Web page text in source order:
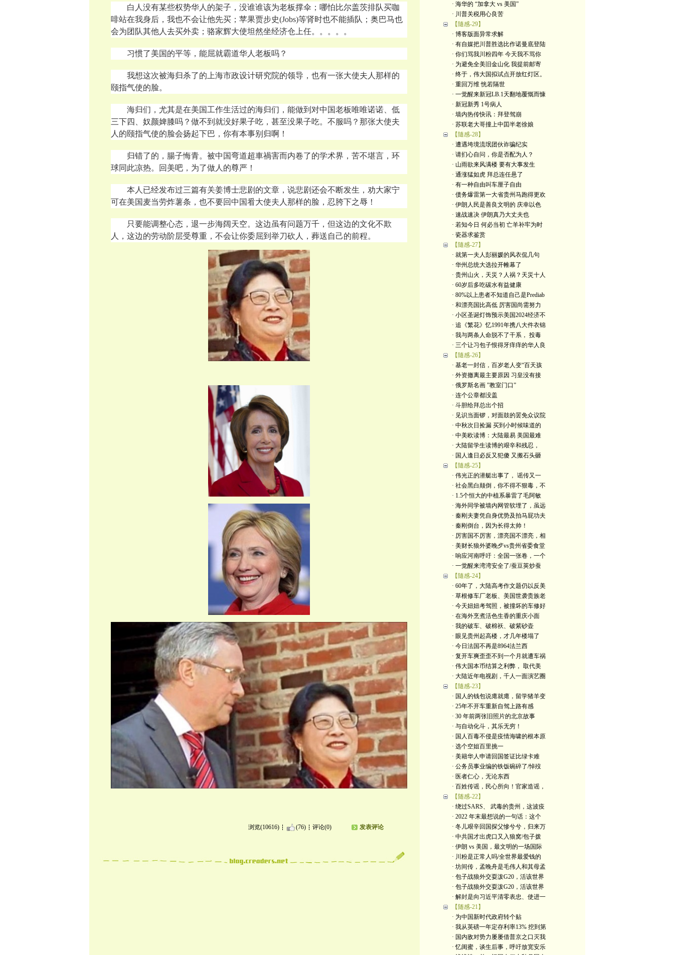
白人没有某些权势华人的架子，没谁谁该为老板撑伞；哪怕比尔盖茨排队买咖
啡站在我身后，我也不会让他先买；苹果贾步史(Jobs)等肾时也不能插队；奥巴马也
会为团队其他人去买外卖；骆家辉大使坦然坐经济仓上任。。。。。
习惯了美国的平等，能屈就霸道华人老板吗？
我想这次被海归杀了的上海市政设计研究院的领导，也有一张大使夫人那样的
颐指气使的脸。
海归们，尤其是在美国工作生活过的海归们，能做到对中国老板唯唯诺诺、低
三下四、奴颜婢膝吗？做不到就没好果子吃，甚至没果子吃。不服吗？那张大使夫
人的颐指气使的脸会扬起下巴，你有本事别归啊！
归错了的，腸子悔青。被中国弯道超車禍害而内卷了的学术界，苦不堪言，环
球同此凉热。回美吧，为了做人的尊严！
本人已经发布过三篇有关姜博士悲剧的文章，说悲剧还会不断发生，劝大家宁
可在美国麦当劳炸薯条，也不要回中国㸔大使夫人那样的脸，忍胯下之辱！
只要能调整心态，退一步海阔天空。这边虽有问题万千，但这边的文化不欺
人，这边的劳动阶层受尊重，不会让你委屈到举刀砍人，葬送自己的前程。
浏览(10616) (76) 评论(0) 发表评论
· 海华的 “加拿大 vs 美国”
· 川普关税用心良苦
【隨感-29】
· 博客版面异常求解
· 有自媒把川普胜选比作诺曼底登陆
· 你们骂我川粉四年 今天我不骂你
· 为避免全美旧金山化 我提前邮寄
· 终于，伟大国拟试点开放红灯区。
· 重回万维 恍若隔世
· 一觉醒来新冠LB.1天翻地覆慨而慷
· 新冠新秀 1号病人
· 墙内热传快讯：拜登驾崩
· 苏联老大哥撞上中囯半老徐娘
【隨感-28】
· 遭遇垮境流氓团伙诈骗纪实
· 请扪心自问，你是否配为人？
· 山雨欲来风满楼 要有大事发生
· 通涨猛如虎 拜总连任悬了
· 有一种自由叫车厘子自由
· 债务爆雷第一大省贵州马跑得更欢
· 伊朗人民是善良文明的 庆幸以色
· 速战速决 伊朗真乃大丈夫也
· 若知今日 何必当初 亡羊补牢为时
· 瓷器求鉴赏
【隨感-27】
· 就第一夫人彭丽媛的风衣侃几句
· 华州总统大选拉开帷幕了
· 贵州山火，天災？人祸？天災十人
· 60岁后多吃碳水有益健康
· 80%以上患者不知道自己是Prediab
· 和漂亮国比高低 厉害国尚需努力
· 小区圣诞灯饰预示美国2024经济不
· 追《繁花》忆1991年携八大件衣锦
· 我与两条人命脱不了干系， 投毒
· 三个让习包子恨得牙痒痒的华人良
【隨感-26】
· 基老一封信，百岁老人变“百天孩
· 外资撤离最主要原因 习皇没有接
· 俄罗斯名画 ”教室门口”
· 连个公章都没盖
· 斗胆给拜总出个招
· 见识当面锣，对面鼓的罢免众议院
· 中秋次日捡漏 买到小时候味道的
· 中美欧读博：大陆最易 美国最难
· 大陆留学生读博的艰辛和残忍，
· 国人逢日必反又犯傻 又搬石头砸
【隨感-25】
· 伟光正的潜艇出事了， 谣传又一
· 社会黑白颠倒，你不得不狠毒，不
· 1.5个恒大的中植系暴雷了毛阿敏
· 海外同学被墙内网管软埋了，虽远
· 秦刚夫妻凭自身优势及拍马屁功夫
· 秦刚倒台，因为长得太帅！
· 厉害国不厉害，漂亮国不漂亮，相
· 美财长狼外婆晚歺vs贵州省委食堂
· 响应河南呼吁：全国一张卷，一个
· 一觉醒来湾湾安全了/蚕豆荚炒蚕
【隨感-24】
· 60年了，大陆高考作文题仍以反美
· 草根修车厂老板、美国世袭贵族老
· 今天妞妞考驾照，被撞坏的车修好
· 在海外烹煮活色生香的重庆小面
· 我的破车、破棉袄、破紫砂壶
· 眼见贵州起高楼，才几年楼塌了
· 今日法国不再是8964法兰西
· 复开车爽歪歪不到一个月就遭车祸
· 伟大国本币结算之利弊， 取代美
· 大陆近年电视剧，千人一面演艺圈
【隨感-23】
· 国人的钱包说瘪就瘪，留学猪羊变
· 25年不开车重新自驾上路有感
· 30 年前两张旧照片的北京故事
· 与自动化斗，其乐无穷！
· 国人百毒不侵是疫情海啸的根本原
· 选个空姐百里挑一
· 美籍华人申请回国签证比绿卡难
· 公务员事业编的铁饭碗碎了/悼歿
· 医者仁心，无论东西
· 百姓传谣，民心所向！官家造谣，
【随感-22】
· 绕过SARS、 武毒的贵州，这波疫
· 2022 年末最想说的一句话：这个
· 冬儿艰辛回国探父慘兮兮，归来万
· 中共国才出虎口又入狼窝/包子拨
· 伊朗 vs 美国，最文明的一场国际
· 川粉是正常人吗/全世界最爱钱的
· 坊间传，孟晚舟是毛伟人和其母孟
· 包子战狼外交耍泼G20，活该世界
· 包子战狼外交耍泼G20，活该世界
· 解封是向习近平清零表忠、使进一
【随感-21】
· 为中国新时代政府转个贴
· 我从英磅一年定存利率13% 挖到第
· 国内敌对势力屡屡借普京之口灭我
· 忆闺蜜，谈生后事，呼吁放宽安乐